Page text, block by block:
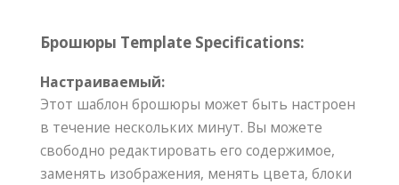
Брошюры Template Specifications:
Настраиваемый:
Этот шаблон брошюры может быть настроен
в течение нескольких минут. Вы можете
свободно редактировать его содержимое,
заменять изображения, менять цвета, блоки